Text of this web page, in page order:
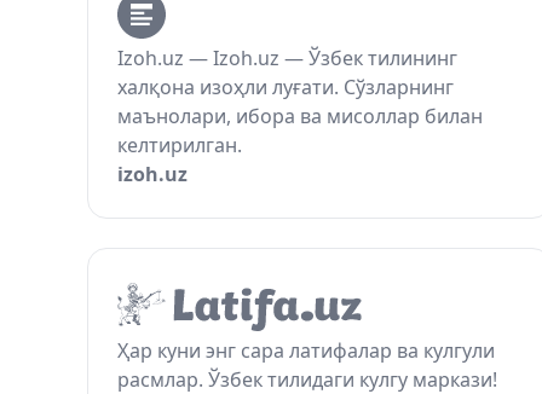
Izoh.uz — Izoh.uz — Ўзбек тилининг
халқона изоҳли луғати. Сўзларнинг
маънолари, ибора ва мисоллар билан
келтирилган.
izoh.uz
Ҳар куни энг сара латифалар ва кулгули
расмлар. Ўзбек тилидаги кулгу маркази!